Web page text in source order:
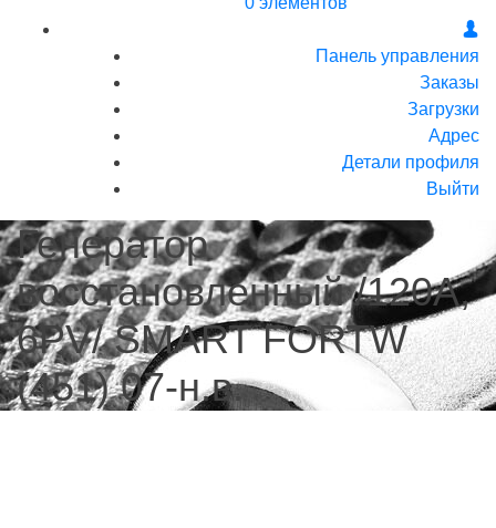
Панель управления
Заказы
Загрузки
Адрес
Детали профиля
Выйти
Генератор
восстановленный /120A,
6PV/ SMART FORTW
(451) 07-н.в.